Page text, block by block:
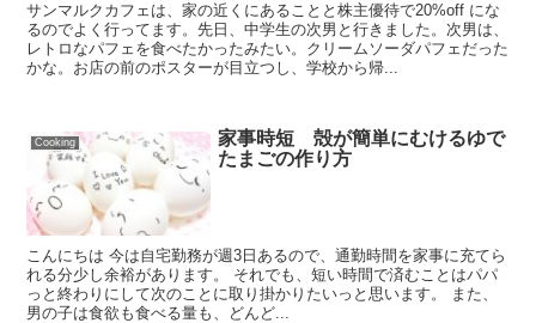
サンマルクカフェは、家の近くにあることと株主優待で20%off にな
るのでよく行ってます。先日、中学生の次男と行きました。次男は、
レトロなパフェを食べたかったみたい。クリームソーダパフェだった
かな。お店の前のポスターが目立つし、学校から帰...
Cooking
家事時短 殻が簡単にむけるゆで
たまごの作り方
こんにちは 今は自宅勤務が週3日あるので、通勤時間を家事に充てら
れる分少し余裕があります。 それでも、短い時間で済むことはパパ
っと終わりにして次のことに取り掛かりたいっと思います。 また、
男の子は食欲も食べる量も、どんど...